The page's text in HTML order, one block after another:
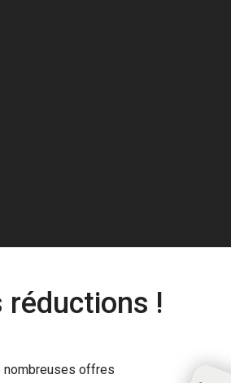
!
nombreuses offres